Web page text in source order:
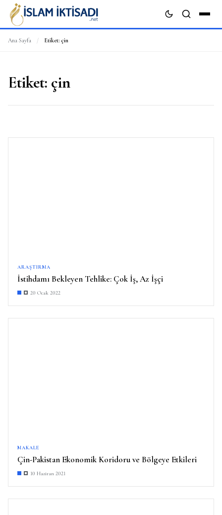
Ana Sayfa / Etiket: çin
Etiket: çin
ARAŞTIRMA
İstihdamı Bekleyen Tehlike: Çok İş, Az İşçi
20 Ocak 2022
MAKALE
Çin-Pakistan Ekonomik Koridoru ve Bölgeye Etkileri
10 Haziran 2021